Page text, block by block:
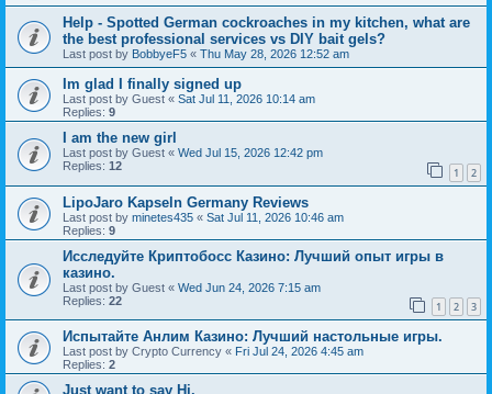
Help - Spotted German cockroaches in my kitchen, what are
the best professional services vs DIY bait gels?
Last post by BobbyeF5 « Thu May 28, 2026 12:52 am
Im glad I finally signed up
Last post by Guest « Sat Jul 11, 2026 10:14 am
Replies: 9
I am the new girl
Last post by Guest « Wed Jul 15, 2026 12:42 pm
Replies: 12 1 2
LipoJaro Kapseln Germany Reviews
Last post by minetes435 « Sat Jul 11, 2026 10:46 am
Replies: 9
Исследуйте Криптобосс Казино: Лучший опыт игры в
казино.
Last post by Guest « Wed Jun 24, 2026 7:15 am
Replies: 22 1 2 3
Испытайте Анлим Казино: Лучший настольные игры.
Last post by Crypto Currency « Fri Jul 24, 2026 4:45 am
Replies: 2
Just want to say Hi.